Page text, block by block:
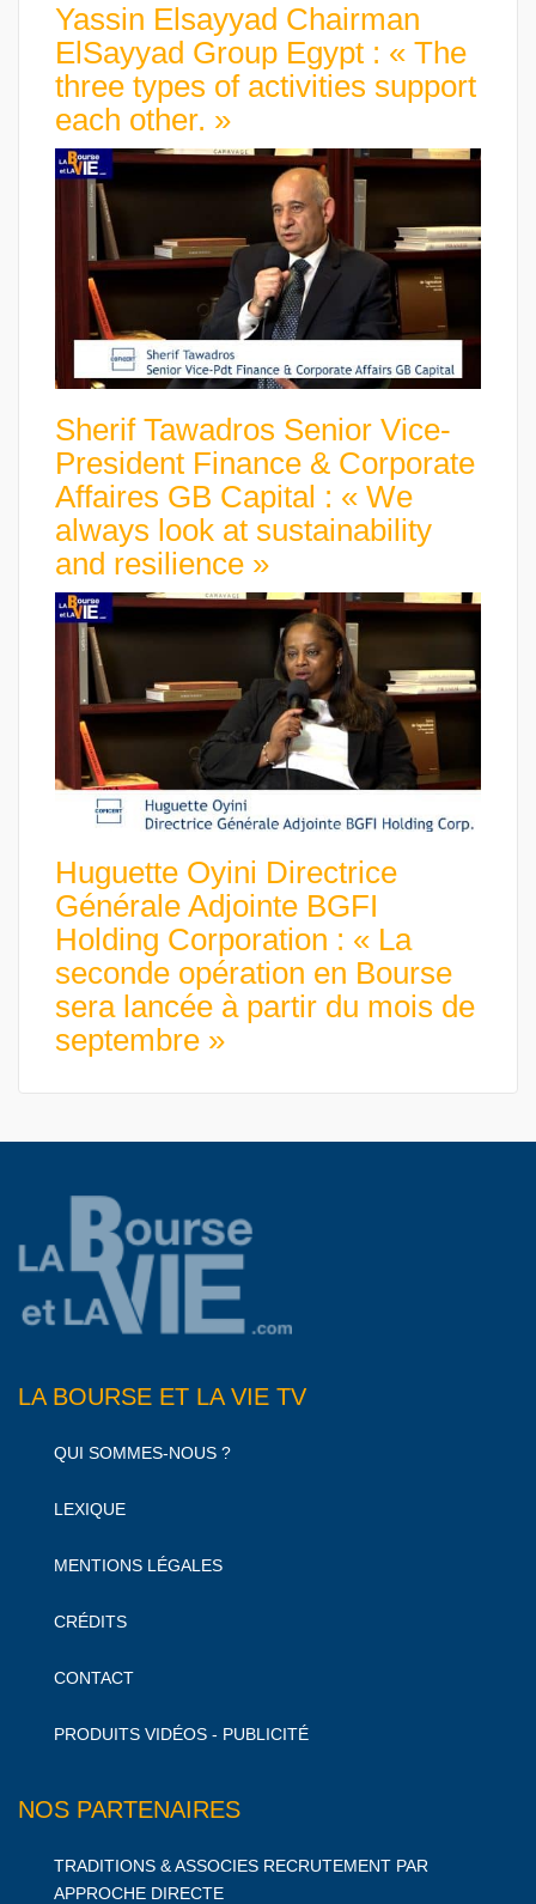
Yassin Elsayyad Chairman
ElSayyad Group Egypt : « The
three types of activities support
each other. »
Sherif Tawadros Senior Vice-
President Finance & Corporate
Affaires GB Capital : « We
always look at sustainability
and resilience »
Huguette Oyini Directrice
Générale Adjointe BGFI
Holding Corporation : « La
seconde opération en Bourse
sera lancée à partir du mois de
septembre »
LA BOURSE ET LA VIE TV
QUI SOMMES-NOUS ?
LEXIQUE
MENTIONS LÉGALES
CRÉDITS
CONTACT
PRODUITS VIDÉOS - PUBLICITÉ
NOS PARTENAIRES
TRADITIONS & ASSOCIES RECRUTEMENT PAR
APPROCHE DIRECTE